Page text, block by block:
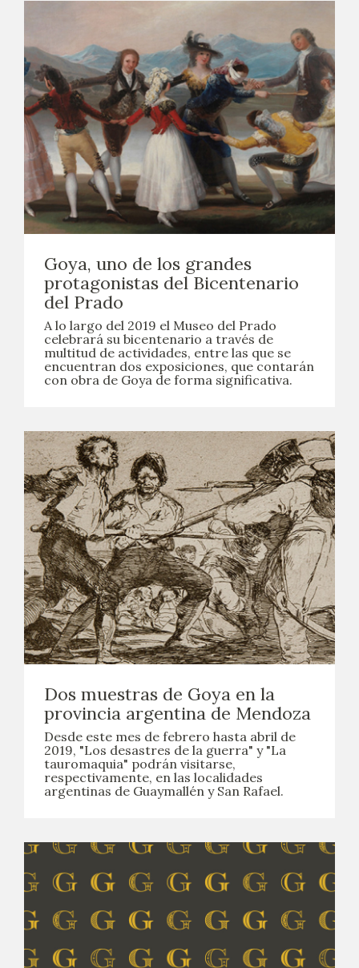
Goya, uno de los grandes
protagonistas del Bicentenario
del Prado
A lo largo del 2019 el Museo del Prado
celebrará su bicentenario a través de
multitud de actividades, entre las que se
encuentran dos exposiciones, que contarán
con obra de Goya de forma significativa.
Dos muestras de Goya en la
provincia argentina de Mendoza
Desde este mes de febrero hasta abril de
2019, "Los desastres de la guerra" y "La
tauromaquia" podrán visitarse,
respectivamente, en las localidades
argentinas de Guaymallén y San Rafael.